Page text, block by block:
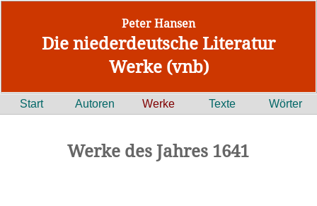
Peter Hansen
Die niederdeutsche Literatur
Werke (vnb)
Start Autoren Werke Texte Wörter
Werke des Jahres 1641